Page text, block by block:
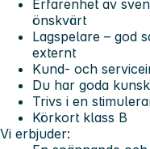
Erfarenhet av
önskvärt
Lagspelare – god
externt
Kund- och
Du har goda
Trivs i en
Körkort klass B
Vi erbjuder: